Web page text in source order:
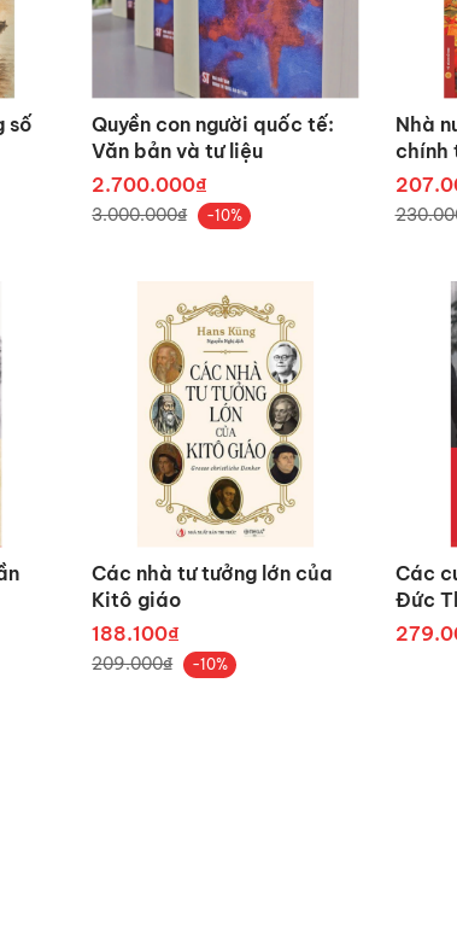
số
Quyền con người quốc tế:
Văn bản và tư liệu
2.700.000₫
3.000.000₫ -10%
Nhà
chính
thế kỉ
Các nhà tư tưởng lớn của
Kitô giáo
188.100₫
209.000₫ -10%
Các
Đức
(BC)